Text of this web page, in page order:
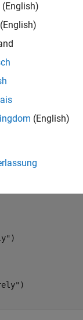
that displays
executes
(English)
(English)
(English)